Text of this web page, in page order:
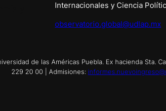
Internacionales y Ciencia
observatorio.global@udlap.mx
de las Américas Puebla. Ex hacienda Sta.
229 20 00 | Admisiones: